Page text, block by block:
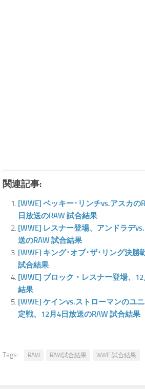
関連記事:
[WWE] ベッキー･リンチvs.アスカの
日放送のRAW 試合結果
[WWE] レスナー登場、アンドラデ
送のRAW 試合結果
[WWE] キング･オブ･ザ･リング決勝
試合結果
[WWE] ブロック・レスナー登場、
結果
[WWE] ケインvs.ストローマンのユ
定戦、12月4日放送のRAW 試合結果
Tags: RAW RAW試合結果 WWE 試合結果